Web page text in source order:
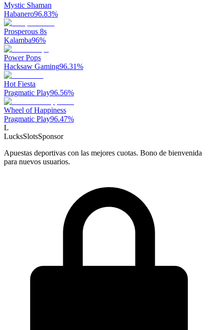
Mystic Shaman
Habanero96.83%
Prosperous 8s
Kalamba96%
Power Pops
Hacksaw Gaming96.31%
Hot Fiesta
Pragmatic Play96.56%
Wheel of Happiness
Pragmatic Play96.47%
L
LucksSlotsSponsor
Apuestas deportivas con las mejores cuotas. Bono de bienvenida
para nuevos usuarios.